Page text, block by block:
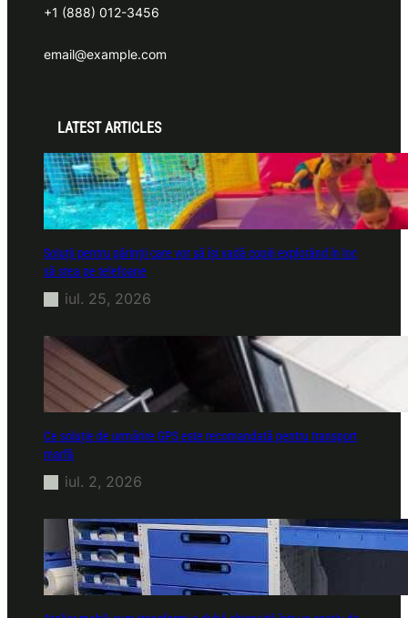
+1 (888) 012-3456
email@example.com
LATEST ARTICLES
Soluții pentru părinții care vor să își vadă copiii explorând în loc
să stea pe telefoane
iul. 25, 2026
Ce soluție de urmărire GPS este recomandată pentru transport
marfă
iul. 2, 2026